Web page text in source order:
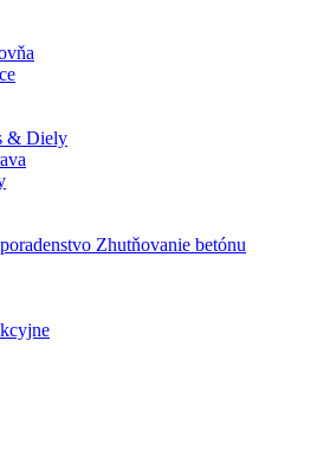
& Diely
Zhutňovanie betónu